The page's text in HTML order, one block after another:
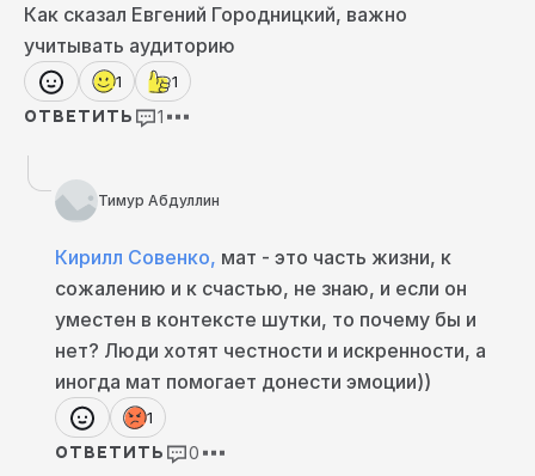
Вообще, очень интересно, как локализуются в
том числе некие американские тенденции на
нашей почве. В Америке практически нет
стендап-комиков женщин. А в России это
отдельный жанр, который набирает
популярность.
Если мы сравним стендап там и здесь, то
более интеллектуально насыщенные шутки
действительно будут именно у нас. Потому
что, опять же, контекста больше. У нас
столько всего происходит и настолько разные
люди. Юмор ведь должен охватывать
узнаваемые ситуации, а этих ситуаций здесь
больше.
У нас больше абсурда, если так можно
выразиться, о котором можно пошутить и в
том числе преодолеть его через высмеивание
каких-то вещей. Это отличается, но люди не
будут шутить на темы, которые неинтересны
публике, это же очевидно. Поэтому
Как сказал Евгений Городницкий, важно
учитывать аудиторию
1 1
ОТВЕТИТЬ 1
Тимур Абдуллин
Кирилл Совенко, мат - это часть жизни, к
сожалению и к счастью, не знаю, и если он
уместен в контексте шутки, то почему бы и
нет? Люди хотят честности и искренности, а
иногда мат помогает донести эмоции))
1
ОТВЕТИТЬ 0